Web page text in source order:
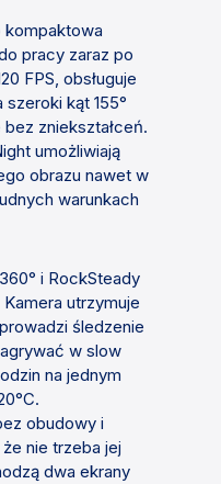
kompaktowa
pracy zaraz po
FPS, obsługuje
kąt 155°
zniekształceń.
umożliwiają
obrazu nawet w
warunkach
i RockSteady
utrzymuje
śledzenie
w slow
na jednym
obudowy i
nie trzeba jej
dwa ekrany